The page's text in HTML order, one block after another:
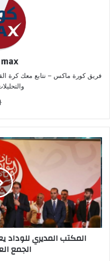
فريق كورة ماكس – نتابع معك كرة
المكتب المديري للوداد
الجمع